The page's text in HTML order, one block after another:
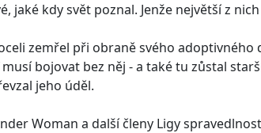
jaké kdy svět poznal. Jenže největší z
zemřel při obraně svého adoptivného
bojovat bez něj - a také tu zůstal
jeho úděl.
Woman a další členy Ligy